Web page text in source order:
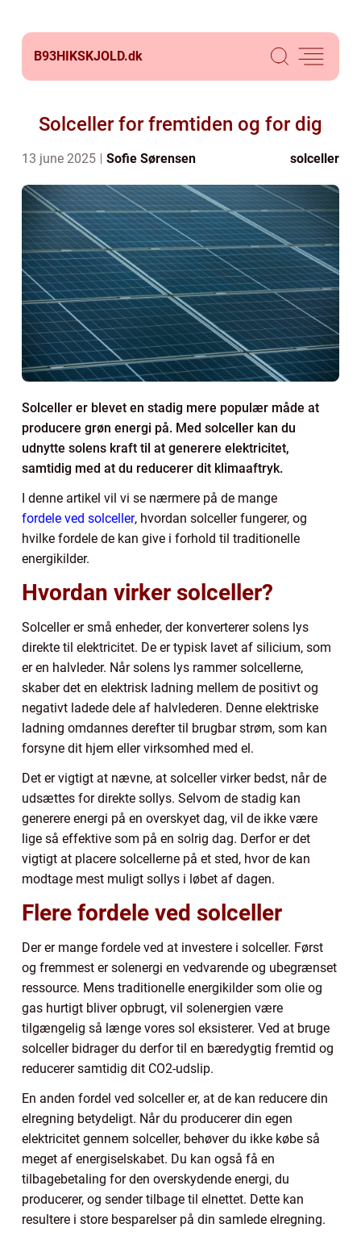
B93HIKSKJOLD.dk
Solceller for fremtiden og for dig
13 june 2025 Sofie Sørensen solceller
Solceller er blevet en stadig mere populær måde at
producere grøn energi på. Med solceller kan du
udnytte solens kraft til at generere elektricitet,
samtidig med at du reducerer dit klimaaftryk.
I denne artikel vil vi se nærmere på de mange
fordele ved solceller, hvordan solceller fungerer, og
hvilke fordele de kan give i forhold til traditionelle
energikilder.
Hvordan virker solceller?
Solceller er små enheder, der konverterer solens lys
direkte til elektricitet. De er typisk lavet af silicium, som
er en halvleder. Når solens lys rammer solcellerne,
skaber det en elektrisk ladning mellem de positivt og
negativt ladede dele af halvlederen. Denne elektriske
ladning omdannes derefter til brugbar strøm, som kan
forsyne dit hjem eller virksomhed med el.
Det er vigtigt at nævne, at solceller virker bedst, når de
udsættes for direkte sollys. Selvom de stadig kan
generere energi på en overskyet dag, vil de ikke være
lige så effektive som på en solrig dag. Derfor er det
vigtigt at placere solcellerne på et sted, hvor de kan
modtage mest muligt sollys i løbet af dagen.
Flere fordele ved solceller
Der er mange fordele ved at investere i solceller. Først
og fremmest er solenergi en vedvarende og ubegrænset
ressource. Mens traditionelle energikilder som olie og
gas hurtigt bliver opbrugt, vil solenergien være
tilgængelig så længe vores sol eksisterer. Ved at bruge
solceller bidrager du derfor til en bæredygtig fremtid og
reducerer samtidig dit CO2-udslip.
En anden fordel ved solceller er, at de kan reducere din
elregning betydeligt. Når du producerer din egen
elektricitet gennem solceller, behøver du ikke købe så
meget af energiselskabet. Du kan også få en
tilbagebetaling for den overskydende energi, du
producerer, og sender tilbage til elnettet. Dette kan
resultere i store besparelser på din samlede elregning.